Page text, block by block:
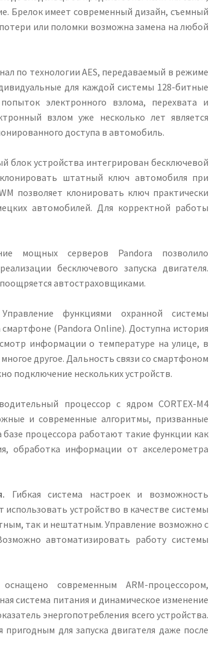
Брелок имеет современный дизайн, съемный
или поломки возможна замена на любой
по технологии AES, передаваемый в режиме
для каждой системы 128-битные
электронного взлома, перехвата и
взлом уже несколько лет является
доступа в автомобиль.
блок устройства интегрирован бесключевой
штатный ключ автомобиля при
позволяет клонировать ключ практически
автомобилей. Для корректной работы
мощных серверов Pandora позволило
бесключевого запуска двигателя.
автостраховщиками.
функциями охранной системы
(Pandora Online). Доступна история
информации о температуре на улице, в
другое. Дальность связи со смартфоном
подключение нескольких устройств.
процессор с ядром CORTEX-M4
и современные алгоритмы, призванные
процессора работают такие функции как
обработка информации от акселерометра
Гибкая система настроек и возможность
устройство в качестве системы
так и нештатным. Управление возможно с
автоматизировать работу системы
современным ARM-процессором,
система питания и динамическое изменение
энергопотребления всего устройства.
для запуска двигателя даже после